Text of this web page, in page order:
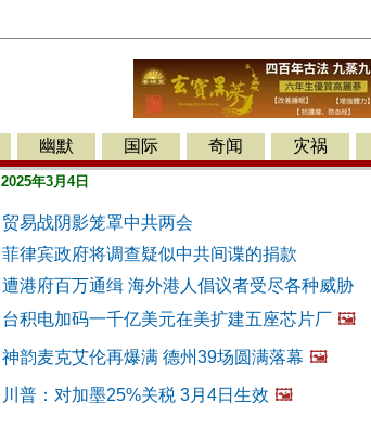
幽默 国际 奇闻 灾祸
2025年3月4日
贸易战阴影笼罩中共两会
菲律宾政府将调查疑似中共间谍的捐款
遭港府百万通缉 海外港人倡议者受尽各种威胁
台积电加码一千亿美元在美扩建五座芯片厂 🖼️
神韵麦克艾伦再爆满 德州39场圆满落幕 🖼️
川普：对加墨25%关税 3月4日生效 🖼️